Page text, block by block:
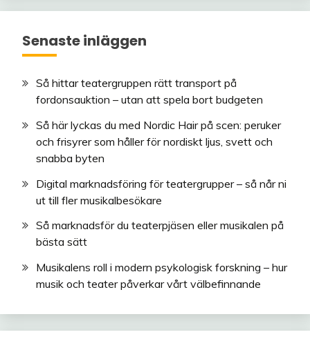
Senaste inläggen
Så hittar teatergruppen rätt transport på
fordonsauktion – utan att spela bort budgeten
Så här lyckas du med Nordic Hair på scen: peruker
och frisyrer som håller för nordiskt ljus, svett och
snabba byten
Digital marknadsföring för teatergrupper – så når ni
ut till fler musikalbesökare
Så marknadsför du teaterpjäsen eller musikalen på
bästa sätt
Musikalens roll i modern psykologisk forskning – hur
musik och teater påverkar vårt välbefinnande